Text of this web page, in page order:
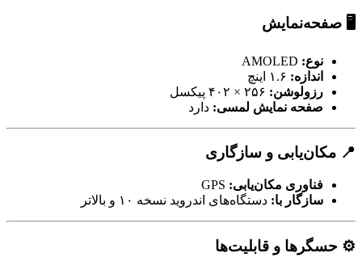
🖥️ صفحه‌نمایش
نوع:
اندازه:
رزولوشن:
صفحه نمایش لمسی: دارد
📍 مکان‌یابی و سازگاری
فناوری مکان‌یابی:
سازگار با: دستگاه‌های اندروید نسخه ۱۰ و بالاتر
⚙️ حسگرها و قابلیت‌ها